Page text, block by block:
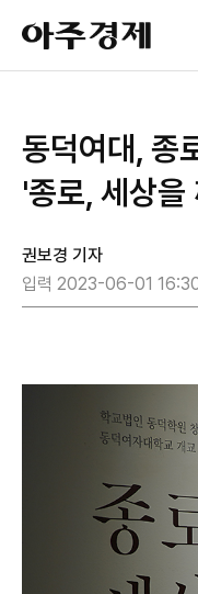
아
주
경
동덕여대, 종
'종로, 세상을
권보경 기자
입력 2023-06-01